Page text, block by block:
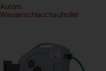
Autom.
Wasserschlauchaufroller